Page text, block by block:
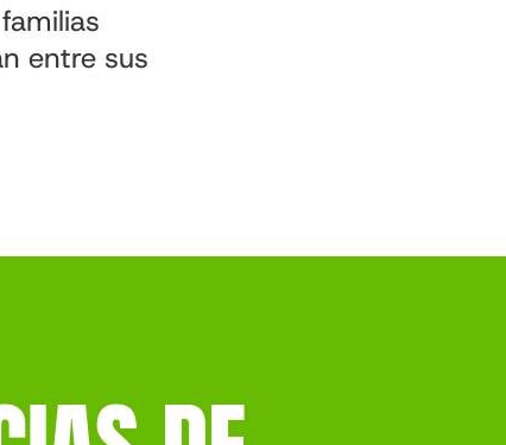
entre sus